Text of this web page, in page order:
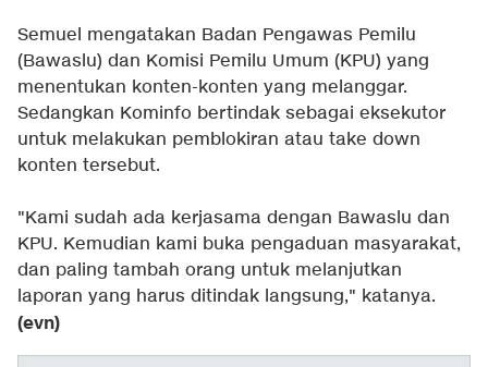
Semuel mengatakan Badan Pengawas Pemilu
(Bawaslu) dan Komisi Pemilu Umum (KPU) yang
menentukan konten-konten yang melanggar.
Sedangkan Kominfo bertindak sebagai eksekutor
untuk melakukan pemblokiran atau take down
konten tersebut.
"Kami sudah ada kerjasama dengan Bawaslu dan
KPU. Kemudian kami buka pengaduan masyarakat,
dan paling tambah orang untuk melanjutkan
laporan yang harus ditindak langsung," katanya.
(evn)